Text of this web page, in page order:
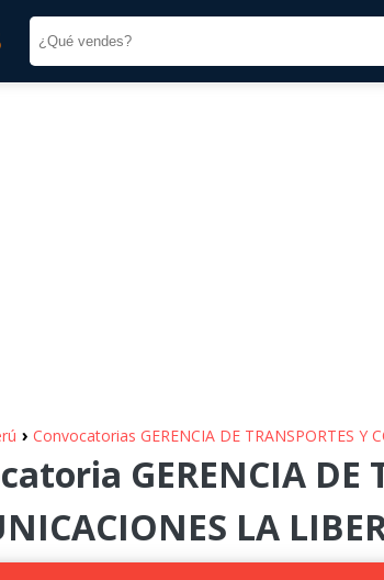
› Convocatorias GERENCIA DE TRANSPORTES Y
GERENCIA DE
LA